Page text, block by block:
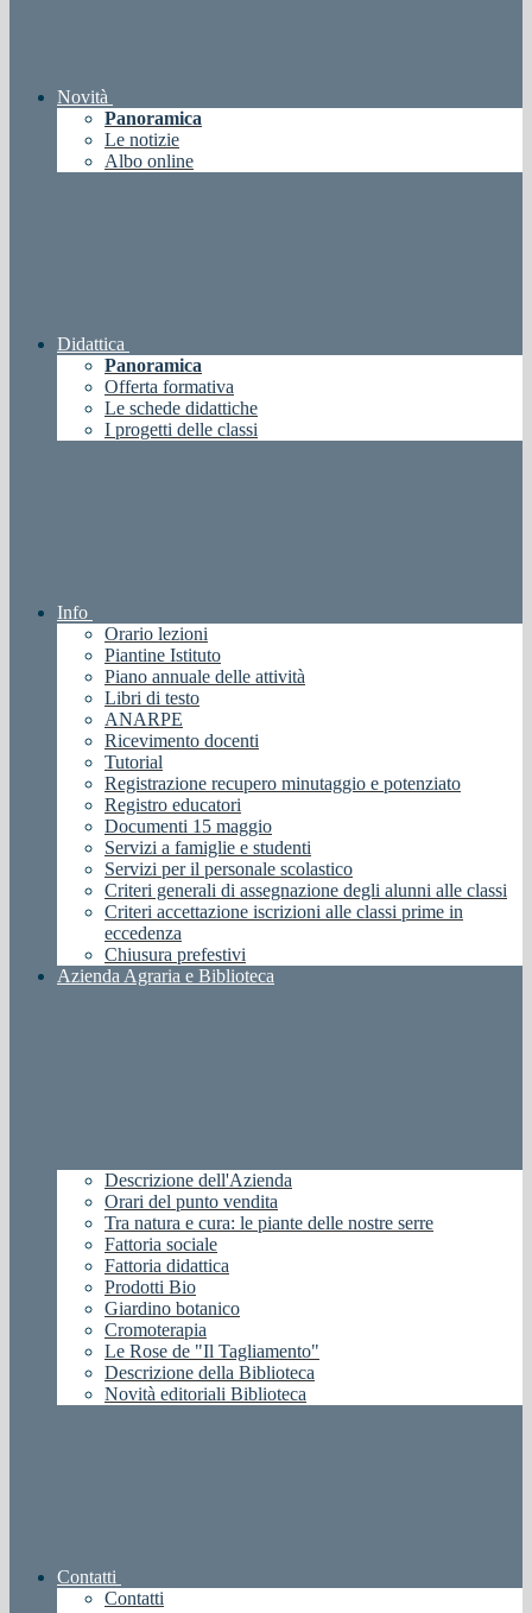
Novità
Panoramica
Le notizie
Albo online
Didattica
Panoramica
Offerta formativa
Le schede didattiche
I progetti delle classi
Info
Orario lezioni
Piantine Istituto
Piano annuale delle attività
Libri di testo
ANARPE
Ricevimento docenti
Tutorial
Registrazione recupero minutaggio e potenziato
Registro educatori
Documenti 15 maggio
Servizi a famiglie e studenti
Servizi per il personale scolastico
Criteri generali di assegnazione degli alunni alle classi
Criteri accettazione iscrizioni alle classi prime in
eccedenza
Chiusura prefestivi
Azienda Agraria e Biblioteca
Descrizione dell'Azienda
Orari del punto vendita
Tra natura e cura: le piante delle nostre serre
Fattoria sociale
Fattoria didattica
Prodotti Bio
Giardino botanico
Cromoterapia
Le Rose de "Il Tagliamento"
Descrizione della Biblioteca
Novità editoriali Biblioteca
Contatti
Contatti